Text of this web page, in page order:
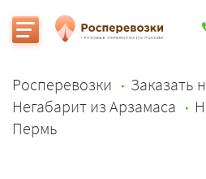
Росперевозки
Заказать
Негабарит из Арзамаса
Пермь